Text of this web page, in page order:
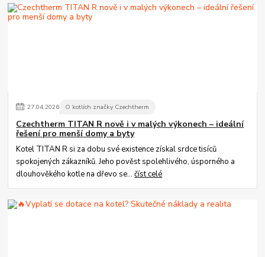
27.04.2026 O kotlích značky Czechtherm
Czechtherm TITAN R nově i v malých výkonech – ideální
řešení pro menší domy a byty
Kotel TITAN R si za dobu své existence získal srdce tisíců
spokojených zákazníků. Jeho pověst spolehlivého, úsporného a
dlouhověkého kotle na dřevo se...číst celé